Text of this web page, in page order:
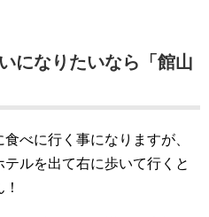
になりたいなら「館山
べに行く事になりますが、
ルを出て右に歩いて行くと